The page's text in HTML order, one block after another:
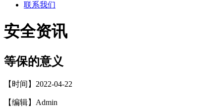
联系我们
安全资讯
等保的意义
【时间】2022-04-22
【编辑】Admin